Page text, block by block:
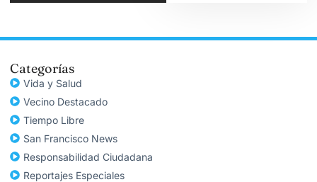
Categorías
Vida y Salud
Vecino Destacado
Tiempo Libre
San Francisco News
Responsabilidad Ciudadana
Reportajes Especiales